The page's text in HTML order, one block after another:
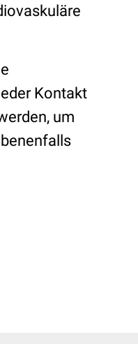
Kontakt
um